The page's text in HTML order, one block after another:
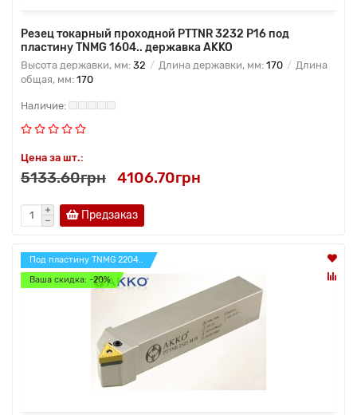
Резец токарный проходной PTTNR 3232 P16 под
пластину TNMG 1604.. державка AKKO
Высота державки, мм: 32 Длина державки, мм: 170
Длина
общая, мм: 170
Цена за шт.:
5133.60грн 4106.70грн
Предзаказ
Под пластину TNMG 2204..
Ваша скидка: -20%